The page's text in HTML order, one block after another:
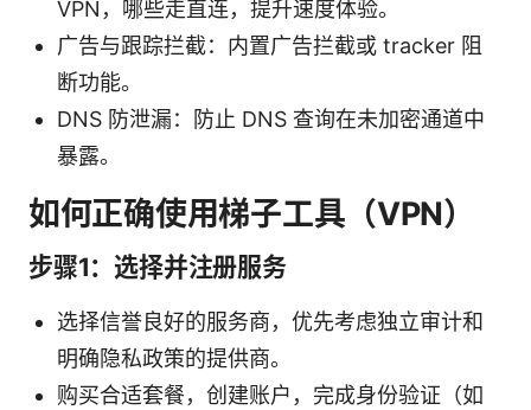
VPN，哪些走直连，提升速度体验。
广告与跟踪拦截：内置广告拦截或 tracker 阻
断功能。
DNS 防泄漏：防止 DNS 查询在未加密通道中
暴露。
如何正确使用梯子工具（VPN）
步骤1：选择并注册服务
选择信誉良好的服务商，优先考虑独立审计和
明确隐私政策的提供商。
购买合适套餐，创建账户，完成身份验证（如